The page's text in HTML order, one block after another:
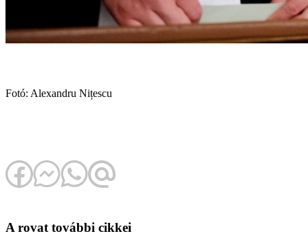
Fotó: Alexandru Nițescu
A rovat további cikkei